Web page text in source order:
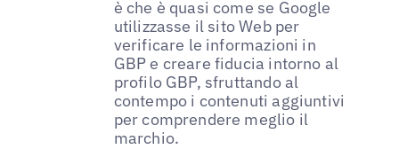
è che è quasi come se Google
utilizzasse il sito Web per
verificare le informazioni in
GBP e creare fiducia intorno al
profilo GBP, sfruttando al
contempo i contenuti aggiuntivi
per comprendere meglio il
marchio.